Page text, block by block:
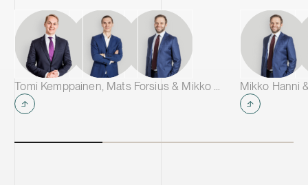
Tomi Kemppainen, Mats Forsius & Mikko Hanni Mikko Hanni